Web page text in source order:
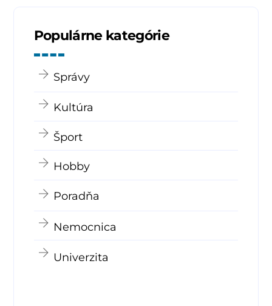
Populárne kategórie
Správy
Kultúra
Šport
Hobby
Poradňa
Nemocnica
Univerzita